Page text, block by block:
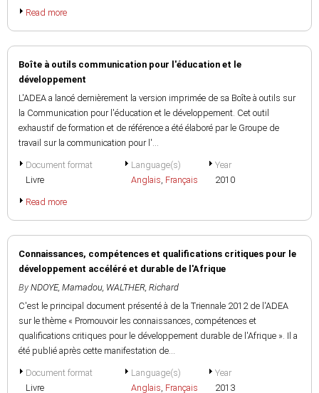
Read more
Boîte à outils communication pour l'éducation et le
développement
L'ADEA a lancé dernièrement la version imprimée de sa Boîte à outils sur
la Communication pour l'éducation et le développement. Cet outil
exhaustif de formation et de référence a été élaboré par le Groupe de
travail sur la communication pour l'...
Document format
Livre
Language(s)
Anglais, Français
Year
2010
Read more
Connaissances, compétences et qualifications critiques pour le
développement accéléré et durable de l'Afrique
By NDOYE, Mamadou, WALTHER, Richard
C'est le principal document présenté à de la Triennale 2012 de l'ADEA
sur le thème « Promouvoir les connaissances, compétences et
qualifications critiques pour le développement durable de l'Afrique ». Il a
été publié après cette manifestation de...
Document format
Livre
Language(s)
Anglais, Français
Year
2013